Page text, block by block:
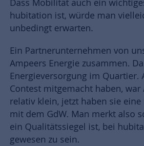
Dass Mobilität auch ein
hubitation ist, würde man
unbedingt erwarten.
Ein Partnerunternehmen von
Ampeers Energie zusammen.
Energieversorgung im Quartier.
Contest mitgemacht haben, war
relativ klein, jetzt haben sie
mit dem GdW. Man merkt also
ein Qualitätssiegel ist, bei
gewesen zu sein.